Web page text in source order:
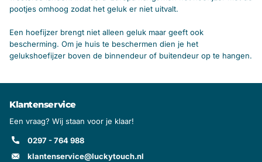
pootjes omhoog zodat het geluk er niet uitvalt.
Een hoefijzer brengt niet alleen geluk maar geeft ook
bescherming. Om je huis te beschermen dien je het
gelukshoefijzer boven de binnendeur of buitendeur op te hangen.
Klantenservice
Een vraag? Wij staan voor je klaar!
0297 - 764 988
klantenservice@luckytouch.nl